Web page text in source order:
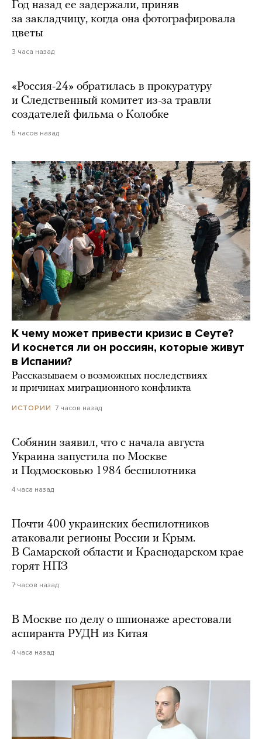
Год назад ее задержали, приняв
за закладчицу, когда она фотографировала
цветы
3 часа назад
«Россия-24» обратилась в прокуратуру
и Следственный комитет из-за травли
создателей фильма о Колобке
5 часов назад
К чему может привести кризис в Сеуте?
И коснется ли он россиян, которые живут
в Испании?
Рассказываем о возможных последствиях
и причинах миграционного конфликта
ИСТОРИИ 7 часов назад
Собянин заявил, что с начала августа
Украина запустила по Москве
и Подмосковью 1984 беспилотника
4 часа назад
Почти 400 украинских беспилотников
атаковали регионы России и Крым.
В Самарской области и Краснодарском крае
горят НПЗ
7 часов назад
В Москве по делу о шпионаже арестовали
аспиранта РУДН из Китая
4 часа назад